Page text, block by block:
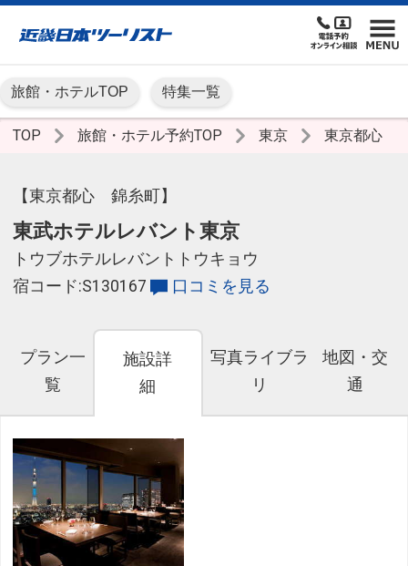
旅館・ホテルTOP 特集一覧
TOP 旅館・ホテル予約TOP 東京 東京都心
【東京都心 錦糸町】
東武ホテルレバント東京
トウブホテルレバントトウキョウ
宿コード:S130167
口コミを見る
プラン一
覧
施設詳
細
写真ライブラ
リ
地図・交
通